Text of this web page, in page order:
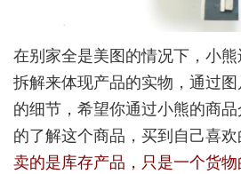
在别家全是美图的情况下，小
拆解来体现产品的实物，通过
的细节，希望你通过小熊的商
的了解这个商品，买到自己喜欢
卖的是库存产品，只是一个货